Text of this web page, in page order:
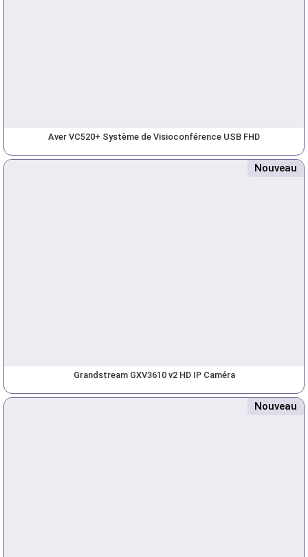
Aver VC520+ Système de Visioconférence USB FHD
Nouveau
Grandstream GXV3610 v2 HD IP Caméra
Nouveau